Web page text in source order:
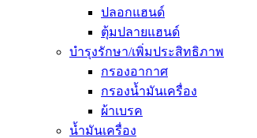
ปลอกแฮนด์
ตุ้มปลายแฮนด์
บำรุงรักษา/เพิ่มประสิทธิภาพ
กรองอากาศ
กรองน้ำมันเครื่อง
ผ้าเบรค
น้ำมันเครื่อง